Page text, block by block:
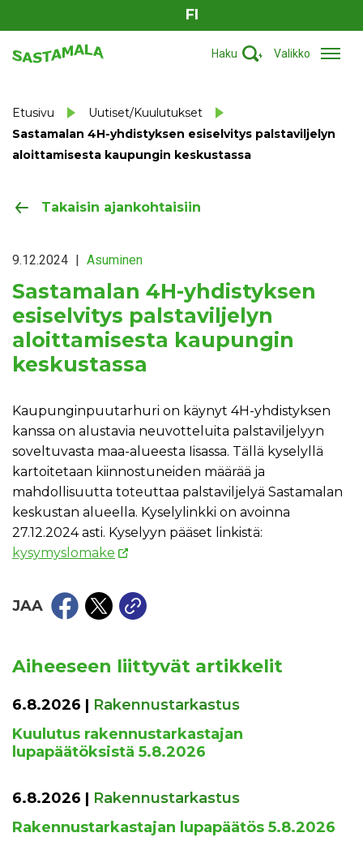
FI
Haku Valikko
Etusivu
Uutiset/Kuulutukset
Sastamalan 4H-yhdistyksen esiselvitys palstaviljelyn
aloittamisesta kaupungin keskustassa
Takaisin ajankohtaisiin
9.12.2024 | Asuminen
Sastamalan 4H-yhdistyksen
esiselvitys palstaviljelyn
aloittamisesta kaupungin
keskustassa
Kaupunginpuutarhuri on käynyt 4H-yhdistyksen
kanssa on alustavia neuvotteluita palstaviljelyyn
soveltuvasta maa-alueesta Iisassa. Tällä kyselyllä
kartoitetaan kiinnostuneiden määrää ja
mahdollisuutta toteuttaa palstaviljelyä Sastamalan
keskustan alueella. Kyselylinkki on avoinna
27.12.2024 asti. Kyselyyn pääset linkistä:
kysymyslomake
JAA
Aiheeseen liittyvät artikkelit
6.8.2026 | Rakennustarkastus
Kuulutus rakennustarkastajan
lupapäätöksistä 5.8.2026
6.8.2026 | Rakennustarkastus
Rakennustarkastajan lupapäätös 5.8.2026